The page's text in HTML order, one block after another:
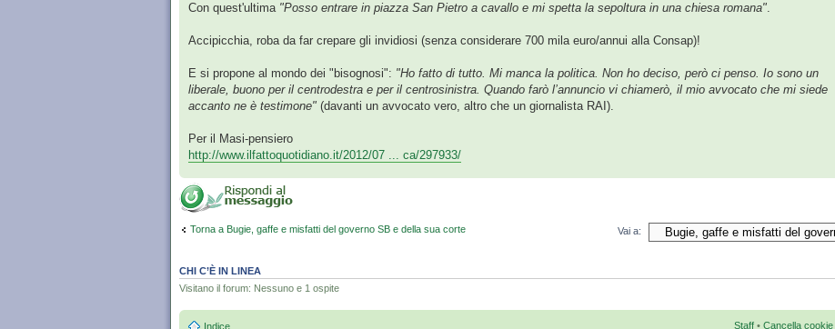
Con quest'ultima "Posso entrare in piazza San Pietro a cavallo e mi spetta la sepoltura in una chiesa romana".
Accipicchia, roba da far crepare gli invidiosi (senza considerare 700 mila euro/annui alla Consap)!
E si propone al mondo dei "bisognosi": "Ho fatto di tutto. Mi manca la politica. Non ho deciso, però ci penso. Io sono un
liberale, buono per il centrodestra e per il centrosinistra. Quando farò l’annuncio vi chiamerò, il mio avvocato che mi siede
accanto ne è testimone" (davanti un avvocato vero, altro che un giornalista RAI).
Per il Masi-pensiero
http://www.ilfattoquotidiano.it/2012/07 ... ca/297933/
Torna a Bugie, gaffe e misfatti del governo SB e della sua corte Vai a:
CHI C’È IN LINEA
Visitano il forum: Nessuno e 1 ospite
Indice Staff • Cancella cookie